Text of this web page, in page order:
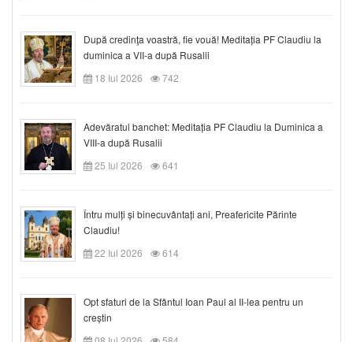
După credinţa voastră, fie vouă! Meditația PF Claudiu la
duminica a VII-a după Rusalii
18 Iul 2026
742
Adevăratul banchet: Meditația PF Claudiu la Duminica a
VIII-a după Rusalii
25 Iul 2026
641
Întru mulți și binecuvântați ani, Preafericite Părinte
Claudiu!
22 Iul 2026
614
Opt sfaturi de la Sfântul Ioan Paul al II-lea pentru un
creștin